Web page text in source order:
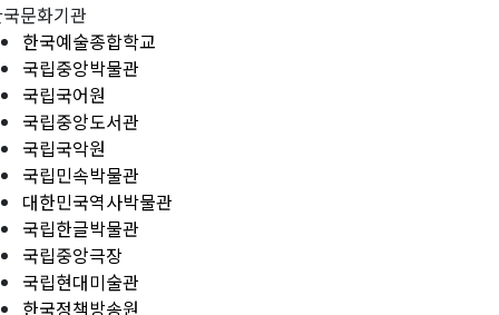
문화기관
한국예술종합학교
국립중앙박물관
국립국어원
국립중앙도서관
국립국악원
국립민속박물관
대한민국역사박물관
국립한글박물관
국립중앙극장
국립현대미술관
한국정책방송원